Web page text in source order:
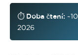
⏱️ Doba čtení:
2026